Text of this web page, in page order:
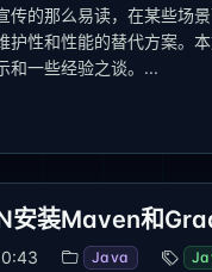
传的那么易读，在某些场
护性和性能的替代方案。
和一些经验之谈。...
安装Maven和
Java